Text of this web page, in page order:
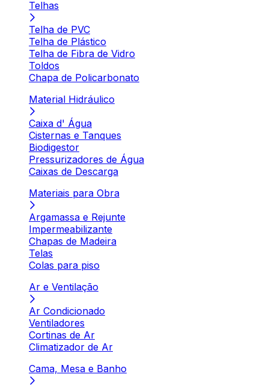
Telhas
Telha de PVC
Telha de Plástico
Telha de Fibra de Vidro
Toldos
Chapa de Policarbonato
Material Hidráulico
Caixa d' Água
Cisternas e Tanques
Biodigestor
Pressurizadores de Água
Caixas de Descarga
Materiais para Obra
Argamassa e Rejunte
Impermeabilizante
Chapas de Madeira
Telas
Colas para piso
Ar e Ventilação
Ar Condicionado
Ventiladores
Cortinas de Ar
Climatizador de Ar
Cama, Mesa e Banho